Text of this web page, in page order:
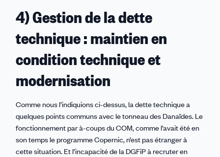
4) Gestion de la dette
technique : maintien en
condition technique et
modernisation
Comme nous l’indiquions ci-dessus, la dette technique a
quelques points communs avec le tonneau des Danaïdes. Le
fonctionnement par à-coups du COM, comme l’avait été en
son temps le programme Copernic, n’est pas étranger à
cette situation. Et l’incapacité de la DGFiP à recruter en